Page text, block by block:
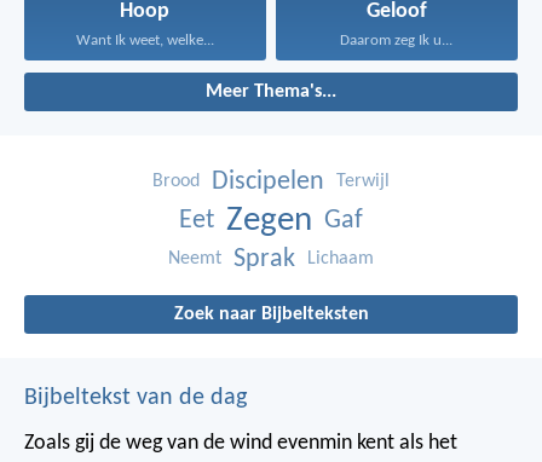
Hoop
Want Ik weet, welke...
Geloof
Daarom zeg Ik u...
Meer Thema's...
Brood Discipelen Terwijl
Eet Zegen Gaf
Neemt Sprak Lichaam
Zoek naar Bijbelteksten
Bijbeltekst van de dag
Zoals gij de weg van de wind evenmin kent als het